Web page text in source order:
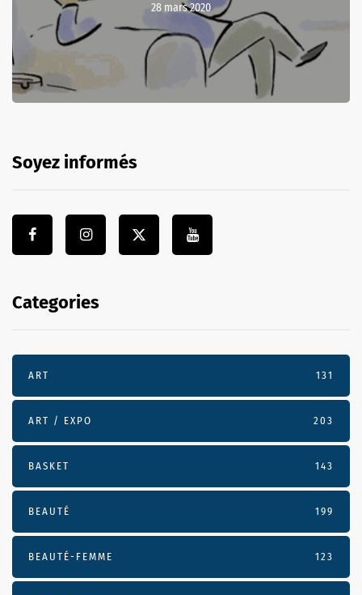
28 mars 2020
Soyez informés
Categories
ART 131
ART / EXPO 203
BASKET 143
BEAUTÉ 199
BEAUTÉ-FEMME 123